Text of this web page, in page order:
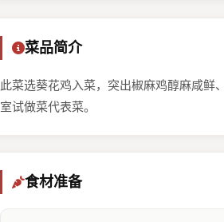
菜品简介
此菜选葵花鸡入菜，突出椒麻鸡醇麻咸鲜
室试做菜代表菜。
食材准备